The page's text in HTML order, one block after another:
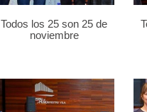
Todos los 25 son 25 de
noviembre